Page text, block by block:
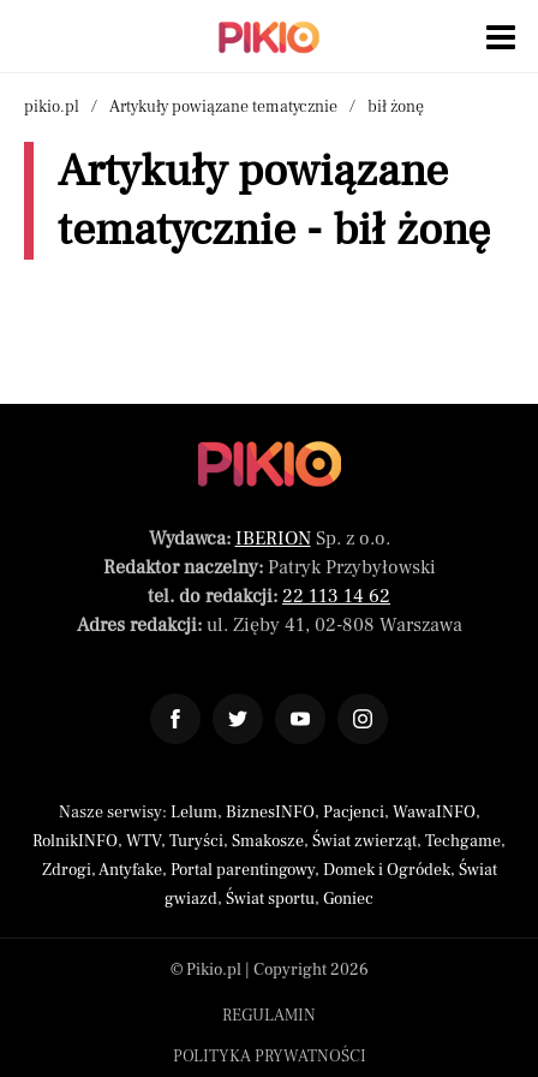
pikio.pl Artykuły powiązane tematycznie bił żonę
Artykuły powiązane
tematycznie - bił żonę
Wydawca: IBERIONSp. z o.o.
Redaktor naczelny:Patryk Przybyłowski
tel. do redakcji: 22 113 14 62
Adres redakcji:ul. Zięby 41, 02-808 Warszawa
Nasze serwisy: Lelum, BiznesINFO, Pacjenci, WawaINFO,
RolnikINFO, WTV, Turyści, Smakosze, Świat zwierząt, Techgame,
Zdrogi,Antyfake, Portal parentingowy, Domek i Ogródek, Świat
gwiazd, Świat sportu, Goniec
© Pikio.pl | Copyright 2026
REGULAMIN
POLITYKA PRYWATNOŚCI